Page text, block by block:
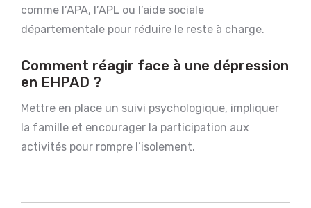
comme l’APA, l’APL ou l’aide sociale
départementale pour réduire le reste à charge.
Comment réagir face à une dépression
en EHPAD ?
Mettre en place un suivi psychologique, impliquer
la famille et encourager la participation aux
activités pour rompre l’isolement.